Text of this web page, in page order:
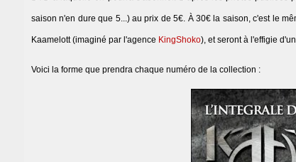
saison n'en dure que 5...) au prix de 5€. À 30€ la saison, c'est le
Kaamelott (imaginé par l'agence KingShoko), et seront à l'effigie
Voici la forme que prendra chaque numéro de la collection :